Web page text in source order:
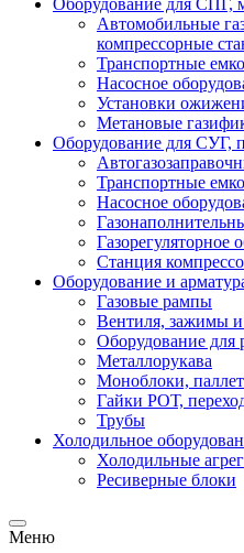
Оборудование для СПГ,
Автомобильные
компрессорные
Транспортные
Насосное
Установки
Метановые
Оборудование для СУГ,
Транспортные
Насосное
Газорегуляторное
Станция
Оборудование и
Газовые рампы
Вентиля, зажимы
Оборудование для
Металлорукава
Моноблоки,
Гайки РОТ,
Трубы
Холодильное
Холодильные
Ресиверные блоки
Меню